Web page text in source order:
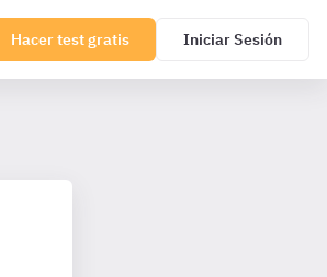
Hacer test gratis Iniciar Sesión